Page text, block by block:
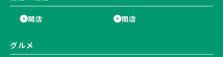
開店 閉店
グルメ